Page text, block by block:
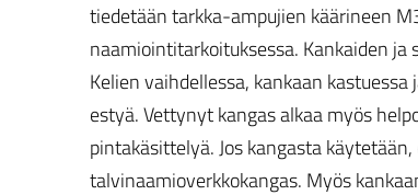
tiedetään tarkka-ampujien käärineen
naamiointitarkoituksessa. Kankaiden
Kelien vaihdellessa, kankaan
estyä. Vettynyt kangas alkaa myös
pintakäsittelyä. Jos kangasta
talvinaamioverkkokangas. Myös